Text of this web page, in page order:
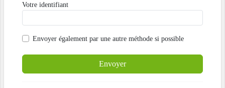
Votre identifiant
Envoyer également par une autre méthode si possible
Envoyer